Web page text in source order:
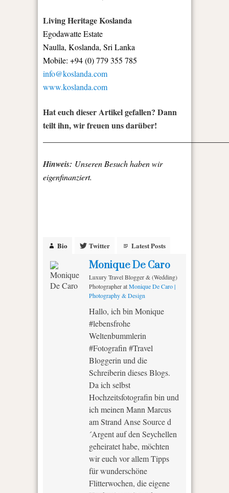
Living Heritage Koslanda
Egodawatte Estate
Naulla, Koslanda, Sri Lanka
Mobile: +94 (0) 779 355 785
info@koslanda.com
www.koslanda.com
Hat euch dieser Artikel gefallen? Dann
teilt ihn, wir freuen uns darüber!
Hinweis: Unseren Besuch haben wir
eigenfinanziert.
Bio Twitter Latest Posts
Monique De Caro
Luxury Travel Blogger & (Wedding)
PhotographeratMonique De Caro |
Photography & Design
Hallo, ich bin Monique
#lebensfrohe
Weltenbummlerin
#Fotografin #Travel
Bloggerin und die
Schreiberin dieses Blogs.
Da ich selbst
Hochzeitsfotografin bin und
ich meinen Mann Marcus
am Strand Anse Source d
´Argent auf den Seychellen
geheiratet habe, möchten
wir euch vor allem Tipps
für wunderschöne
Flitterwochen, die eigene